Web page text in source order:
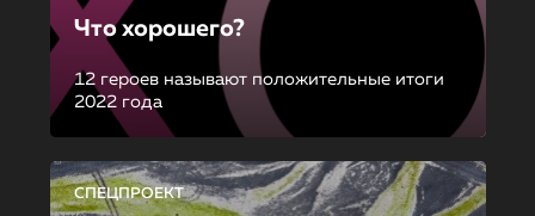
Что хорошего?
12 героев называют положительные итоги
2022 года
СПЕЦПРОЕКТ